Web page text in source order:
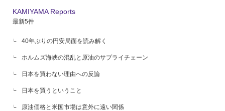
KAMIYAMA Reports
最新5件
40年ぶりの円安局面を読み解く
ホルムズ海峡の混乱と原油のサプライチェーン
日本を買わない理由への反論
日本を買うということ
原油価格と米国市場は意外に遠い関係